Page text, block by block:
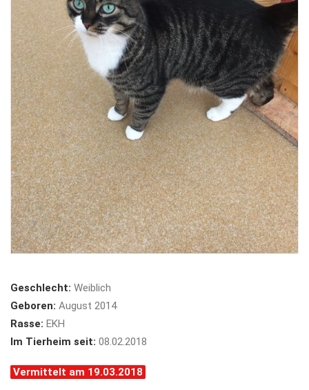
Geschlecht: Weiblich
Geboren: August 2014
Rasse: EKH
Im Tierheim seit: 08.02.2018
Vermittelt am 19.03.2018